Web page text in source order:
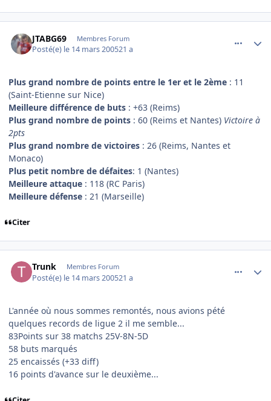
JTABG69 Membres Forum
Posté(e) le 14 mars 200521 a
Plus grand nombre de points entre le 1er et le 2ème : 11
(Saint-Etienne sur Nice)
Meilleure différence de buts : +63 (Reims)
Plus grand nombre de points : 60 (Reims et Nantes) Victoire à
2pts
Plus grand nombre de victoires : 26 (Reims, Nantes et
Monaco)
Plus petit nombre de défaites: 1 (Nantes)
Meilleure attaque : 118 (RC Paris)
Meilleure défense : 21 (Marseille)
Citer
Trunk Membres Forum
Posté(e) le 14 mars 200521 a
L'année où nous sommes remontés, nous avions pété
quelques records de ligue 2 il me semble...
83Points sur 38 matchs 25V-8N-5D
58 buts marqués
25 encaissés (+33 diff)
16 points d'avance sur le deuxième...